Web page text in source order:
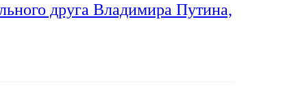
друга Владимира Путина,